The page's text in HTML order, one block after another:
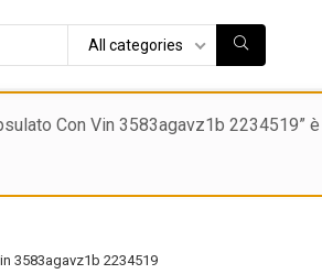
All categories
Con Vin 3583agavz1b 2234519”
3583agavz1b 2234519